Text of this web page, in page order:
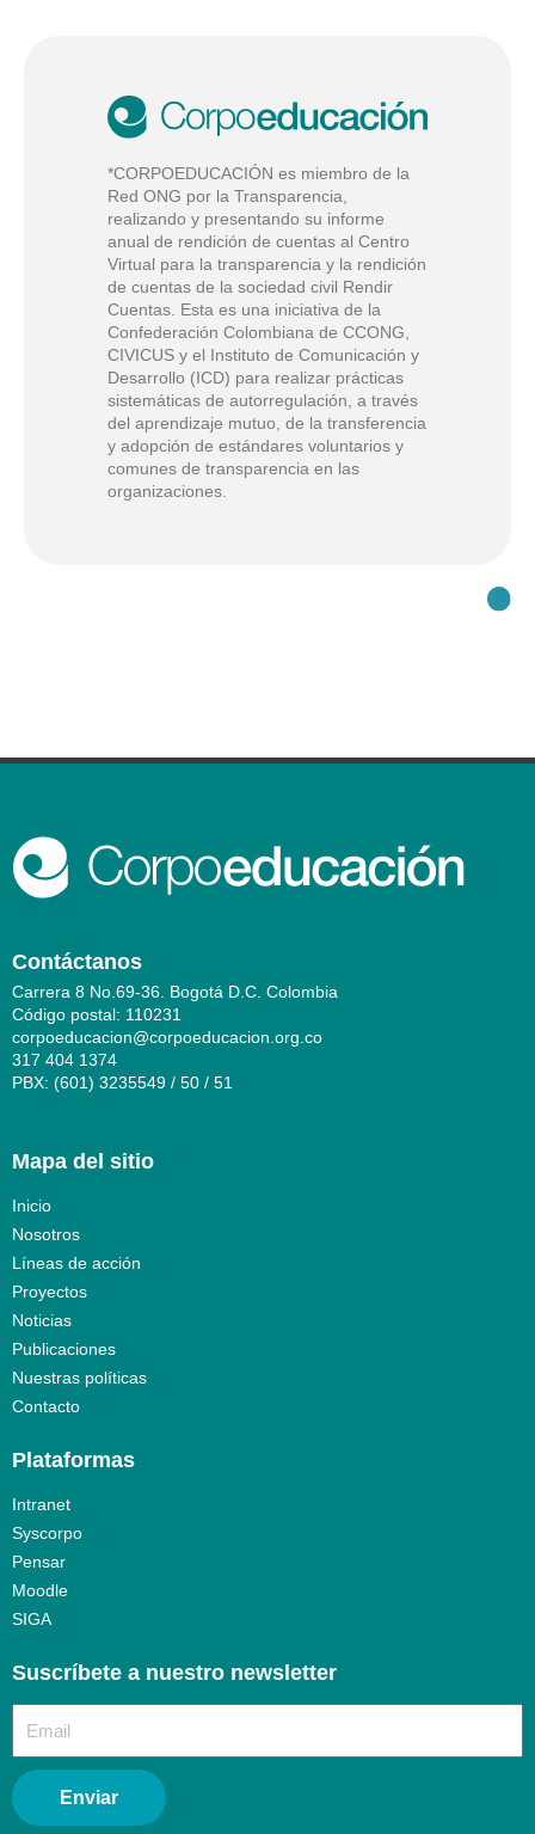
*CORPOEDUCACIÓN es miembro de la
Red ONG por la Transparencia,
realizando y presentando su informe
anual de rendición de cuentas al Centro
Virtual para la transparencia y la rendición
de cuentas de la sociedad civil Rendir
Cuentas. Esta es una iniciativa de la
Confederación Colombiana de CCONG,
CIVICUS y el Instituto de Comunicación y
Desarrollo (ICD) para realizar prácticas
sistemáticas de autorregulación, a través
del aprendizaje mutuo, de la transferencia
y adopción de estándares voluntarios y
comunes de transparencia en las
organizaciones.
Contáctanos
Carrera 8 No.69-36. Bogotá D.C. Colombia
Código postal: 110231
corpoeducacion@corpoeducacion.org.co
317 404 1374
PBX: (601) 3235549 / 50 / 51
Mapa del sitio
Inicio
Nosotros
Líneas de acción
Proyectos
Noticias
Publicaciones
Nuestras políticas
Contacto
Plataformas
Intranet
Syscorpo
Pensar
Moodle
SIGA
Suscríbete a nuestro newsletter​
Enviar